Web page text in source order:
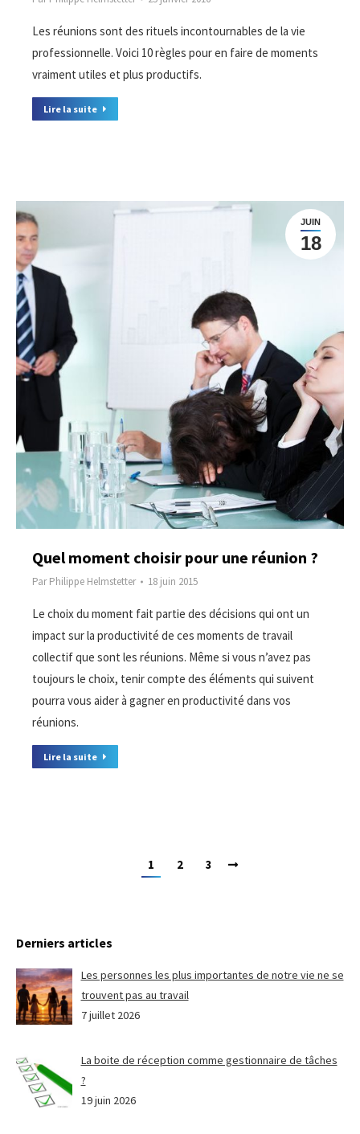
Les réunions sont des rituels incontournables de la vie
professionnelle. Voici 10 règles pour en faire de moments
vraiment utiles et plus productifs.
Lire la suite
JUIN
18
Quel moment choisir pour une réunion ?
ParPhilippe Helmstetter 18 juin 2015
Le choix du moment fait partie des décisions qui ont un
impact sur la productivité de ces moments de travail
collectif que sont les réunions. Même si vous n’avez pas
toujours le choix, tenir compte des éléments qui suivent
pourra vous aider à gagner en productivité dans vos
réunions.
Lire la suite
1 2 3
Derniers articles
Les personnes les plus importantes de notre vie ne se
trouvent pas au travail
7 juillet 2026
La boite de réception comme gestionnaire de tâches
?
19 juin 2026